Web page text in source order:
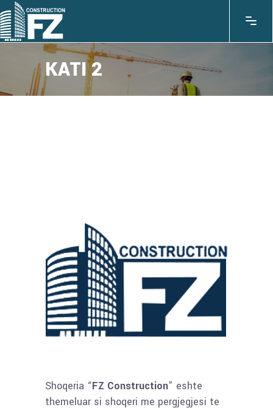
KATI 2
Shoqeria “FZ Construction” eshte
themeluar si shoqeri me pergjegjesi te